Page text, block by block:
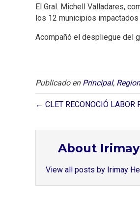
El Gral. Michell Valladares,
los 12 municipios
Acompañó el despliegue del
Publicado en Principal,
← CLET RECONOCIÓ LABOR
About
View all posts by Irimay